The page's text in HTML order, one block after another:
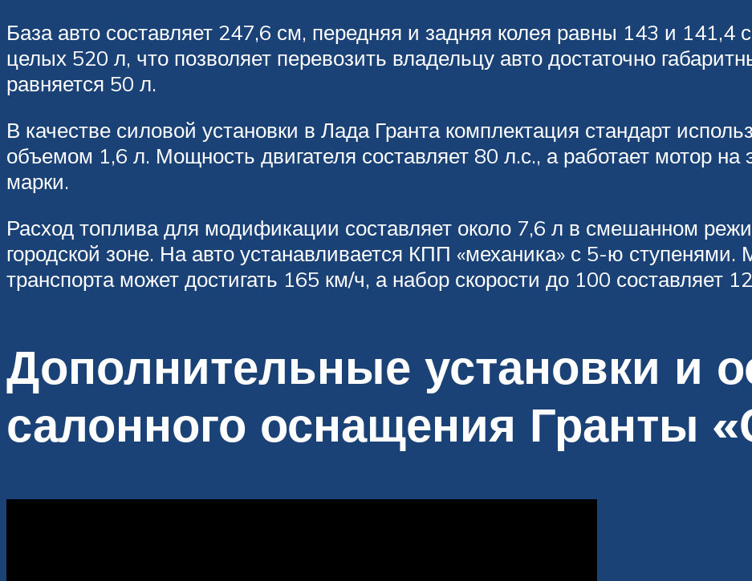
База авто составляет 247,6 см, передняя и задняя колея равны 143 и
целых 520 л, что позволяет перевозить владельцу авто достаточно
равняется 50 л.
В качестве силовой установки в Лада Гранта комплектация стандарт
объемом 1,6 л. Мощность двигателя составляет 80 л.с., а работает мотор
марки.
Расход топлива для модификации составляет около 7,6 л в смешанном
городской зоне. На авто устанавливается КПП «механика» с 5-ю ступенями.
транспорта может достигать 165 км/ч, а набор скорости до 100 составляет
Дополнительные установки и
салонного оснащения Гранты